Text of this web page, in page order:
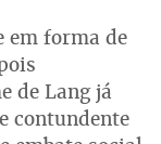
forma de
de Lang já
contundente